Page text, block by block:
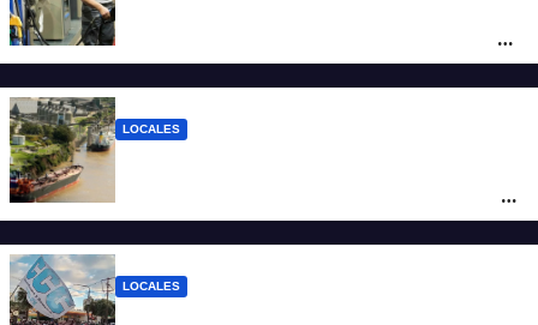
ciudad de Santa Fe: la nafta súper superó
los $2.100 y llenar el tanque cuesta más
LOCALES
posicionar los puertos del sur de Santa Fe
como salida para las exportaciones
LOCALES